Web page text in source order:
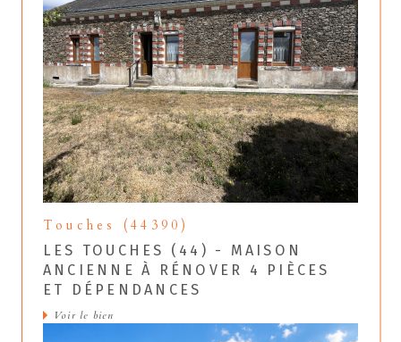
Touches (44390)
LES TOUCHES (44) - MAISON
ANCIENNE À RÉNOVER 4 PIÈCES
ET DÉPENDANCES
Voir le bien